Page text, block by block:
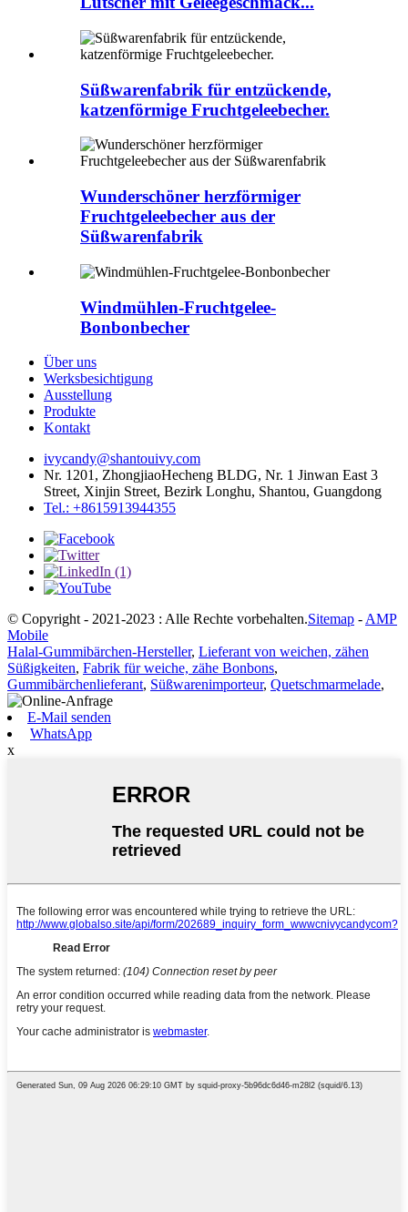
Süßwarenfabrik für entzückende,
katzenförmige Fruchtgeleebecher.
Wunderschöner herzförmiger
Fruchtgeleebecher aus der
Süßwarenfabrik
Windmühlen-Fruchtgelee-
Bonbonbecher
Über uns
Werksbesichtigung
Ausstellung
Produkte
Kontakt
ivycandy@shantouivy.com
Nr. 1201, ZhongjiaoHecheng BLDG, Nr. 1 Jinwan East 3
Street, Xinjin Street, Bezirk Longhu, Shantou, Guangdong
Tel.: +8615913944355
© Copyright - 2021-2023 : Alle Rechte vorbehalten.Sitemap - AMP
Mobile
Halal-Gummibärchen-Hersteller, Lieferant von weichen, zähen
Süßigkeiten, Fabrik für weiche, zähe Bonbons,
Gummibärchenlieferant, Süßwarenimporteur, Quetschmarmelade,
E-Mail senden
WhatsApp
x